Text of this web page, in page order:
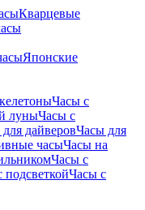
Кварцевые
Японские
Часы с
луныЧасы с
дайверовЧасы для
часыЧасы на
Часы с
подсветкойЧасы с